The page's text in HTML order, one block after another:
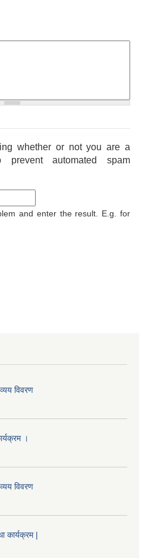
whether or not you are a
automated spam
and enter the result. E.g. for
विवरण
।
विवरण
कार्यक्रम |